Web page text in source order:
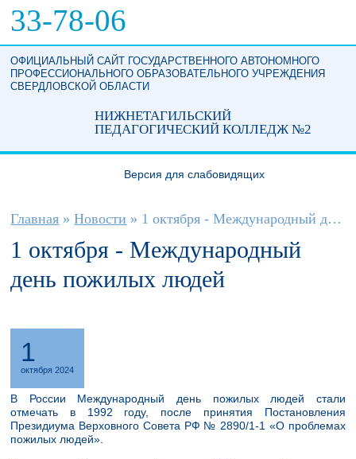
33-78-06
ОФИЦИАЛЬНЫЙ САЙТ ГОСУДАРСТВЕННОГО АВТОНОМНОГО
ПРОФЕССИОНАЛЬНОГО ОБРАЗОВАТЕЛЬНОГО УЧРЕЖДЕНИЯ
СВЕРДЛОВСКОЙ ОБЛАСТИ
НИЖНЕТАГИЛЬСКИЙ
ПЕДАГОГИЧЕСКИЙ КОЛЛЕДЖ №2
Версия для слабовидящих
Вы здесь
Главная » Новости » 1 октября - Международный день пожилых...
1 октября - Международный
день пожилых людей
1
октября 2024
В России Международный день пожилых людей стали
отмечать в 1992 году, после принятия Постановления
Президиума Верховного Совета РФ № 2890/1-1 «О проблемах
пожилых людей».